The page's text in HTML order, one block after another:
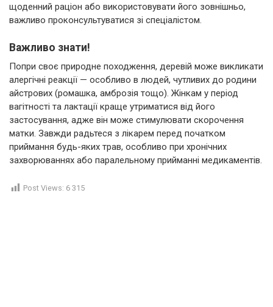
щоденний раціон або використовувати його зовнішньо,
важливо проконсультуватися зі спеціалістом.
Важливо знати!
Попри своє природне походження, деревій може викликати
алергічні реакції — особливо в людей, чутливих до родини
айстрових (ромашка, амброзія тощо). Жінкам у період
вагітності та лактації краще утриматися від його
застосування, адже він може стимулювати скорочення
матки. Завжди радьтеся з лікарем перед початком
приймання будь-яких трав, особливо при хронічних
захворюваннях або паралельному прийманні медикаментів.
Post Views: 6 315